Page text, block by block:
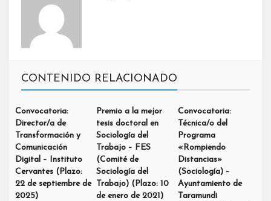
CONTENIDO RELACIONADO
Convocatoria:
Director/a de
Transformación y
Comunicación
Digital – Instituto
Cervantes (Plazo:
22 de septiembre de
2025)
Premio a la mejor
tesis doctoral en
Sociología del
Trabajo – FES
(Comité de
Sociología del
Trabajo) (Plazo: 10
de enero de 2021)
Convocatoria:
Técnica/o del
Programa
«Rompiendo
Distancias»
(Sociología) –
Ayuntamiento de
Taramundi